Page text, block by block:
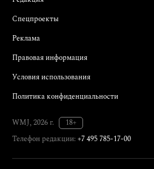
Спецпроекты
Реклама
Правовая информация
Условия использования
Политика конфиденциальности
WMJ, 2026 г.
18+
Телефон редакции: +7 495 785-17-00